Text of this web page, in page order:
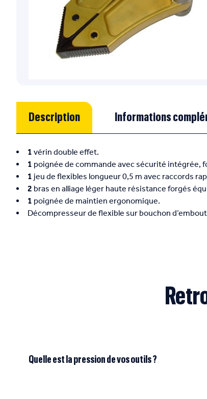
Description Informations
1 vérin double effet.
1 poignée de commande avec sécurité
1 jeu de flexibles longueur 0,5 m avec raccords
2 bras en alliage léger haute résistance forgés
1 poignée de maintien ergonomique.
Décompresseur de flexible sur bouchon
Quelle est la pression de vos outils ?